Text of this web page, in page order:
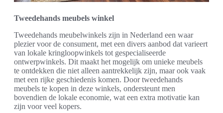
Tweedehands meubels winkel
Tweedehands meubelwinkels zijn in Nederland een waar
plezier voor de consument, met een divers aanbod dat varieert
van lokale kringloopwinkels tot gespecialiseerde
ontwerpwinkels. Dit maakt het mogelijk om unieke meubels
te ontdekken die niet alleen aantrekkelijk zijn, maar ook vaak
met een rijke geschiedenis komen. Door tweedehands
meubels te kopen in deze winkels, ondersteunt men
bovendien de lokale economie, wat een extra motivatie kan
zijn voor veel kopers.